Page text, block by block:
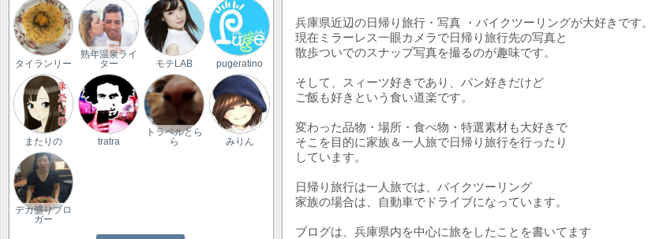
兵庫県近辺の日帰り旅行・写真 ・バイクツーリングが大好きです。
現在ミラーレス一眼カメラで日帰り旅行先の写真と
散歩ついでのスナップ写真を撮るのが趣味です。
そして、スィーツ好きであり、パン好きだけど
ご飯も好きという食い道楽です。
変わった品物・場所・食べ物・特選素材も大好きで
そこを目的に家族＆一人旅で日帰り旅行を行ったり
しています。
日帰り旅行は一人旅では、バイクツーリング
家族の場合は、自動車でドライブになっています。
ブログは、兵庫県内を中心に旅をしたことを書いてます
タイランリー
熟年温泉ライ
ター
モテLAB pugeratino
またりの tratra
トラベルとら
ら
みりん
デカ盛りブロ
ガー